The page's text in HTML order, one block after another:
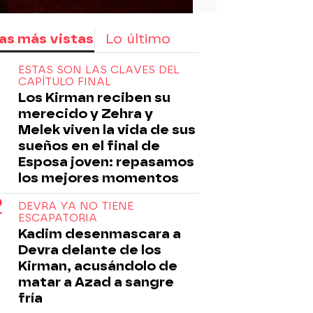
más vistas Lo último
ESTAS SON LAS CLAVES DEL
CAPÍTULO FINAL
Los Kirman reciben su
merecido y Zehra y
Melek viven la vida de sus
sueños en el final de
Esposa joven: repasamos
los mejores momentos
DEVRA YA NO TIENE
ESCAPATORIA
Kadim desenmascara a
Devra delante de los
Kirman, acusándolo de
matar a Azad a sangre
fría